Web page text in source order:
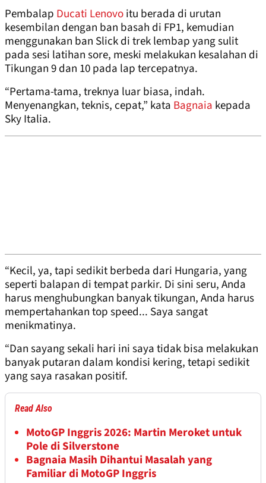
Pembalap Ducati Lenovoitu berada di urutan
kesembilan dengan ban basah di FP1, kemudian
menggunakan ban Slick di trek lembap yang sulit
pada sesi latihan sore, meski melakukan kesalahan di
Tikungan 9 dan 10 pada lap tercepatnya.
“Pertama-tama, treknya luar biasa, indah.
Menyenangkan, teknis, cepat,” kata Bagnaia kepada
Sky Italia.
“Kecil, ya, tapi sedikit berbeda dari Hungaria, yang
seperti balapan di tempat parkir. Di sini seru, Anda
harus menghubungkan banyak tikungan, Anda harus
mempertahankan top speed... Saya sangat
menikmatinya.
“Dan sayang sekali hari ini saya tidak bisa melakukan
banyak putaran dalam kondisi kering, tetapi sedikit
yang saya rasakan positif.
Read Also
MotoGP Inggris 2026: Martin Meroket untuk
Pole di Silverstone
Bagnaia Masih Dihantui Masalah yang
Familiar di MotoGP Inggris